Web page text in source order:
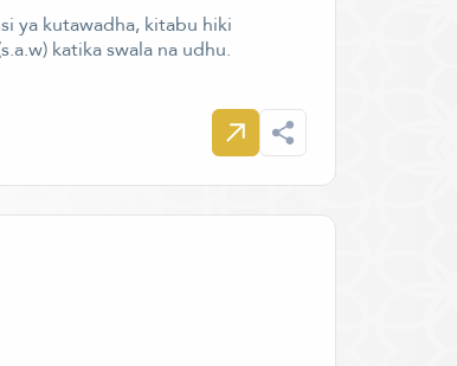
ya kutawadha, kitabu hiki
katika swala na udhu.